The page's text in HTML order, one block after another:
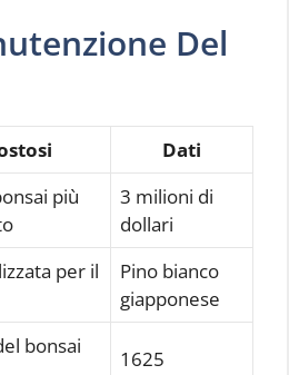
Del
Dati
più
3 milioni di
dollari
per il
Pino bianco
giapponese
bonsai
1625